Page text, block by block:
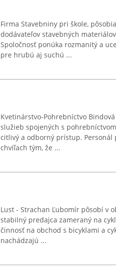
Firma Stavebniny pri škole,
dodávateľov stavebných
Spoločnosť ponúka rozmanitý a
pre hrubú aj suchú ...
Kvetinárstvo-Pohrebníctvo
služieb spojených s
citlivý a odborný prístup. Personál
chvíľach tým, že ...
Lust - Strachan Ľubomír pôsobí v
stabilný predajca zameraný na
činnosť na obchod s bicyklami a
nachádzajú ...